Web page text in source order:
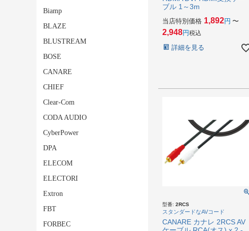
Biamp
BLAZE
BLUSTREAM
BOSE
CANARE
CHIEF
Clear-Com
CODA AUDIO
CyberPower
DPA
ELECOM
ELECTORI
Extron
FBT
FORBEC
ブル 1～3m
当店特別価格 1,892 〜
2,948 税込
詳細を見る
型番: 2RCS
スタンダードなAVコード
CANARE カナレ 2RCS AV